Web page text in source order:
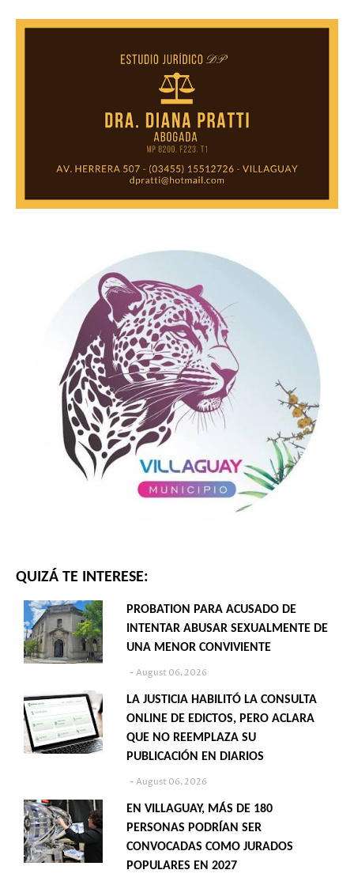
QUIZÁ TE INTERESE:
PROBATION PARA ACUSADO DE
INTENTAR ABUSAR SEXUALMENTE DE
UNA MENOR CONVIVIENTE
August 06, 2026
LA JUSTICIA HABILITÓ LA CONSULTA
ONLINE DE EDICTOS, PERO ACLARA
QUE NO REEMPLAZA SU
PUBLICACIÓN EN DIARIOS
August 06, 2026
EN VILLAGUAY, MÁS DE 180
PERSONAS PODRÍAN SER
CONVOCADAS COMO JURADOS
POPULARES EN 2027